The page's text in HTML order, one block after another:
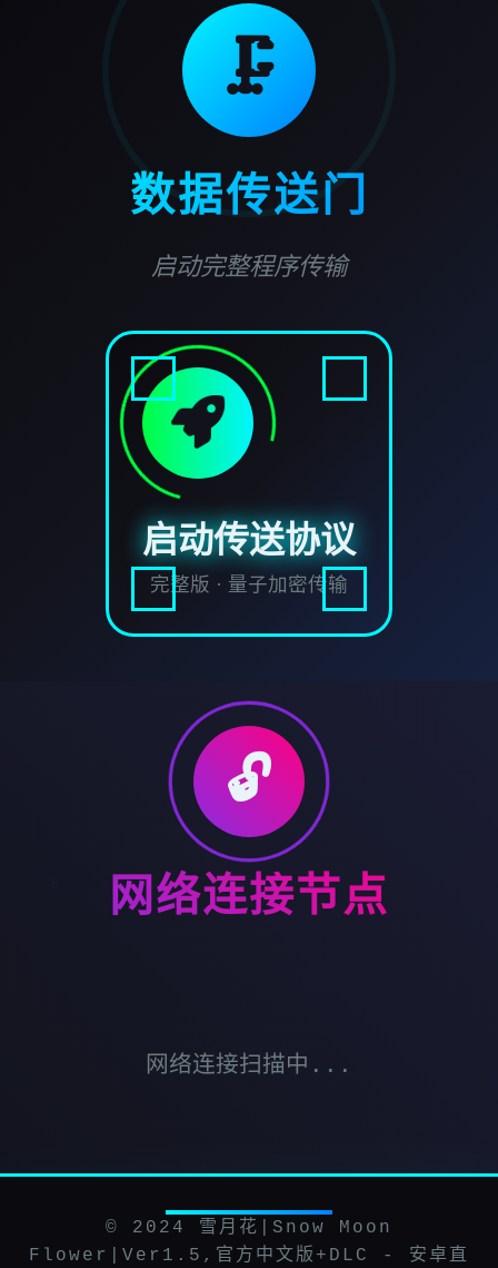
🗜️
数据传送门
启动完整程序传输
启动传送协议
完整版 · 量子加密传输
🔓
网络连接节点
网络连接扫描中...
© 2024 雪月花|Snow Moon
Flower|Ver1.5,官方中文版+DLC - 安卓直